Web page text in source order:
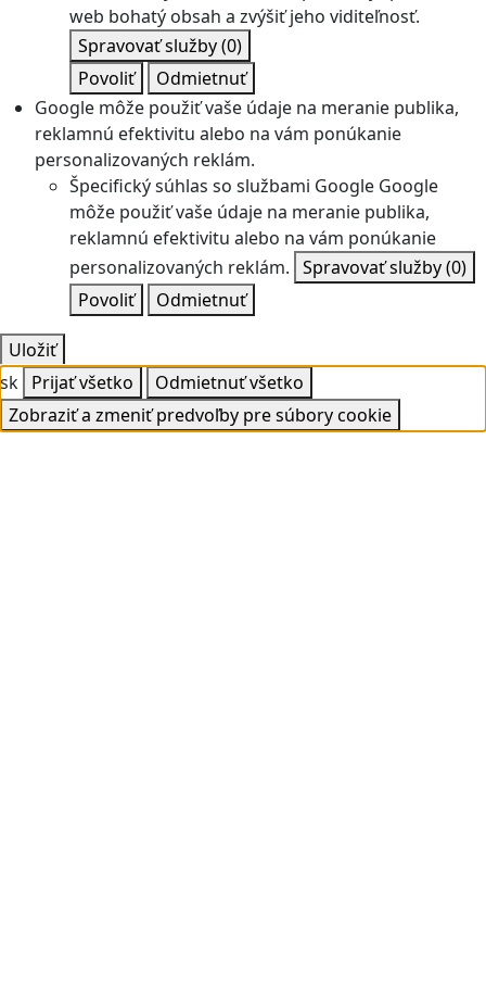
web bohatý obsah a zvýšiť jeho viditeľnosť.
Spravovať služby(0)
Povoliť
Odmietnuť
Google môže použiť vaše údaje na meranie publika,
reklamnú efektivitu alebo na vám ponúkanie
personalizovaných reklám.
Špecifický súhlas so službami Google Google
môže použiť vaše údaje na meranie publika,
reklamnú efektivitu alebo na vám ponúkanie
personalizovaných reklám. Spravovať služby(0)
Povoliť
Odmietnuť
Uložiť
sk Prijať všetko
Odmietnuť všetko
Zobraziť a zmeniť predvoľby pre súbory cookie